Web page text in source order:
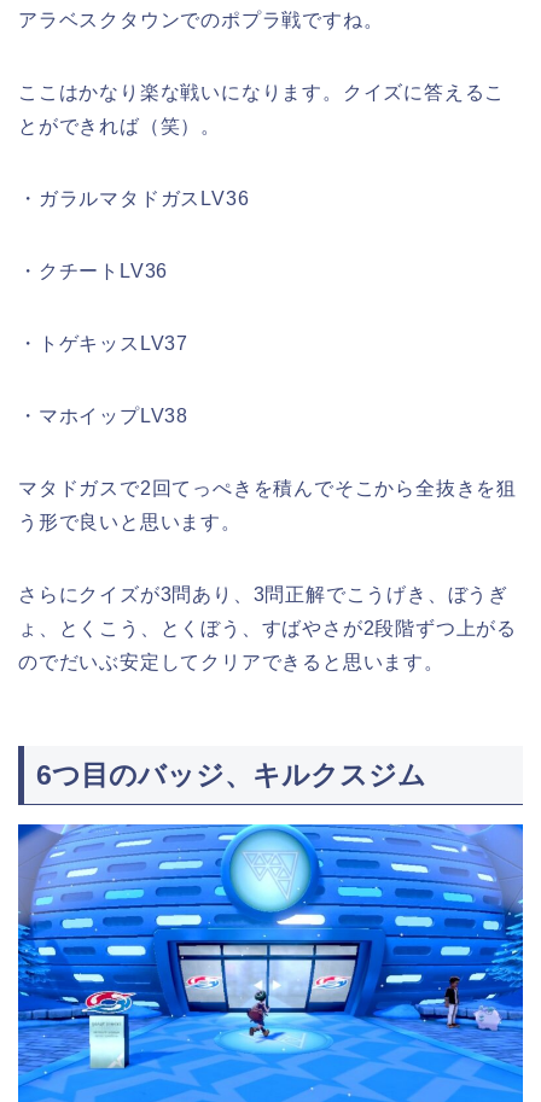
アラベスクタウンでのポプラ戦ですね。
ここはかなり楽な戦いになります。クイズに答えるこ
とができれば（笑）。
・ガラルマタドガスLV36
・クチートLV36
・トゲキッスLV37
・マホイップLV38
マタドガスで2回てっぺきを積んでそこから全抜きを狙
う形で良いと思います。
さらにクイズが3問あり、3問正解でこうげき、ぼうぎ
ょ、とくこう、とくぼう、すばやさが2段階ずつ上がる
のでだいぶ安定してクリアできると思います。
6つ目のバッジ、キルクスジム